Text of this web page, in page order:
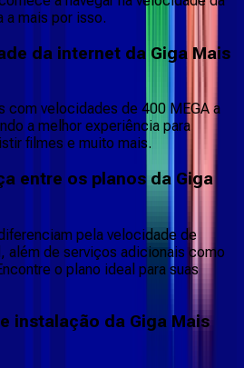
a mais por isso.
da internet da Giga Mais
com velocidades de 400 MEGA a
a melhor experiência para
filmes e muito mais.
entre os planos da Giga
pela velocidade de
além de serviços adicionais como
o plano ideal para suas
instalação da Giga Mais